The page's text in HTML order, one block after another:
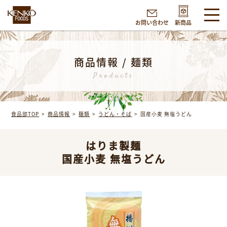
お問い合わせ 新商品
商品情報 / 麺類
Products
食品部TOP 商品情報 麺類 うどん・そば 国産小麦 無塩うどん
はりま製麺
国産小麦 無塩うどん